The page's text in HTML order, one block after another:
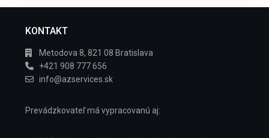
KONTAKT
Metodova 8, 821 08 Bratislava
+421 908 777 656
info@azservices.sk
Prevádzkovateľ má vypracovanú aj: